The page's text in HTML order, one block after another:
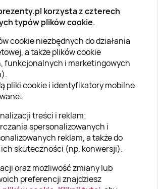
korzysta z czterech
typów plików cookie.
cookie niezbędnych do działania
a także plików cookie
funkcjonalnych i marketingowych
pliki cookie i identyfikatory mobilne
treści i reklam;
spersonalizowanych i
reklam, a także do
skuteczności (np. konwersji).
oraz możliwość zmiany lub
preferencji znajdziesz